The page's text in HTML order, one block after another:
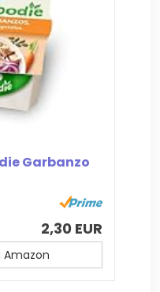
Garbanzo
2,30 EUR